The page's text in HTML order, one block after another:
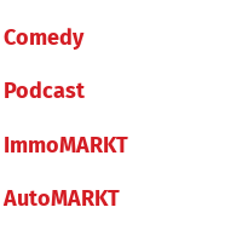
Comedy
Podcast
ImmoMARKT
AutoMARKT